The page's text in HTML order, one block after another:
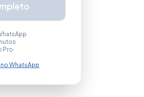
Pro
WhatsApp